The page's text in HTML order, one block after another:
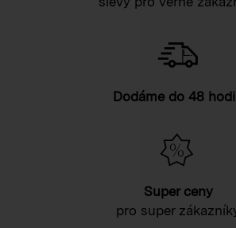
Dodáme do 48
Super ceny
pro super